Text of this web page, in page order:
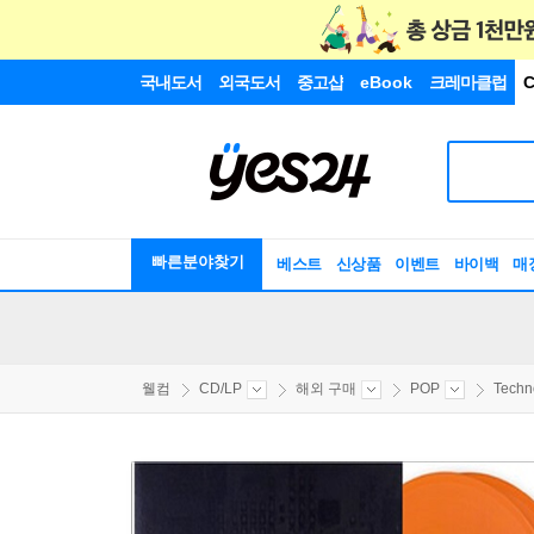
국내도서 외국도서 중고샵 eBook 크레마클럽
빠른분야찾기 베스트 신상품 이벤트 바이백 매
웰컴 CD/LP 해외 구매 POP